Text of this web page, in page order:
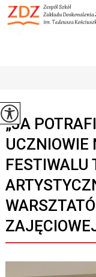
„JA
UCZNIOWIE
FESTIWALU